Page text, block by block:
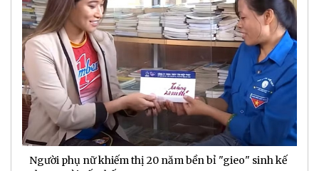
Người phụ nữ khiếm thị 20 năm bền bỉ "gieo" sinh kế